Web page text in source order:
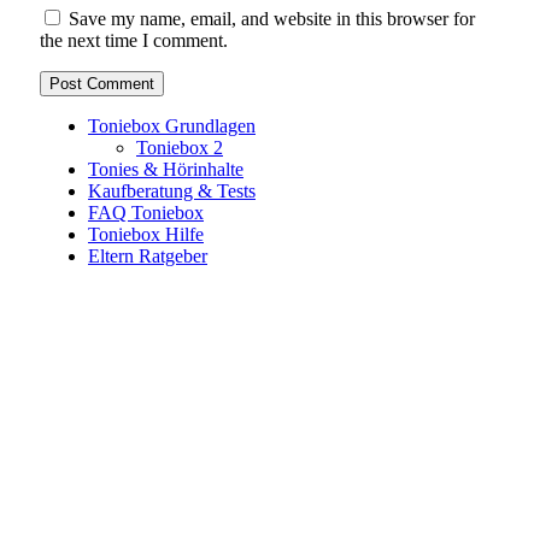
Save my name, email, and website in this browser for
the next time I comment.
Toniebox Grundlagen
Toniebox 2
Tonies & Hörinhalte
Kaufberatung & Tests
FAQ Toniebox
Toniebox Hilfe
Eltern Ratgeber